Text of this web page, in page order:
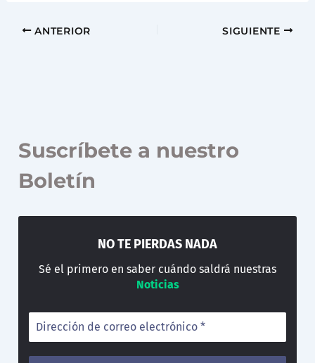
ANTERIOR SIGUIENTE
Suscríbete a nuestro
Boletín
NO TE PIERDAS NADA
Sé el primero en saber cuándo saldrá nuestras
Noticias